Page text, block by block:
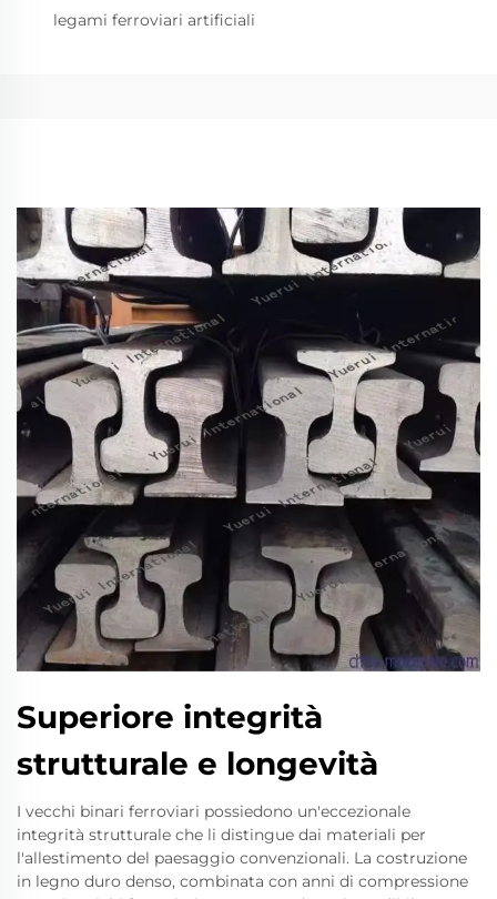
legami ferroviari artificiali
Superiore integrità
strutturale e longevità
I vecchi binari ferroviari possiedono un'eccezionale
integrità strutturale che li distingue dai materiali per
l'allestimento del paesaggio convenzionali. La costruzione
in legno duro denso, combinata con anni di compressione